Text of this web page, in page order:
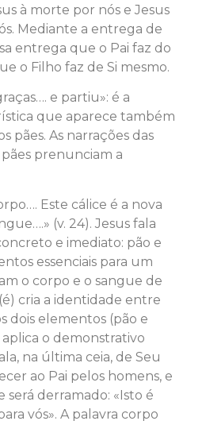
à morte por nós e Jesus
Mediante a entrega de
entrega que o Pai faz do
o Filho faz de Si mesmo.
e partiu»: é a
que aparece também
pães. As narrações das
prenunciam a
Este cálice é a nova
(v. 24). Jesus fala
e imediato: pão e
essenciais para um
o corpo e o sangue de
cria a identidade entre
dois elementos (pão e
aplica o demonstrativo
na última ceia, de Seu
ao Pai pelos homens, e
será derramado: «Isto é
vós». A palavra corpo